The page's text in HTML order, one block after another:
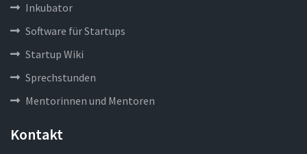
Inkubator
Software für Startups
Startup Wiki
Sprechstunden
Mentorinnen und Mentoren
Kontakt